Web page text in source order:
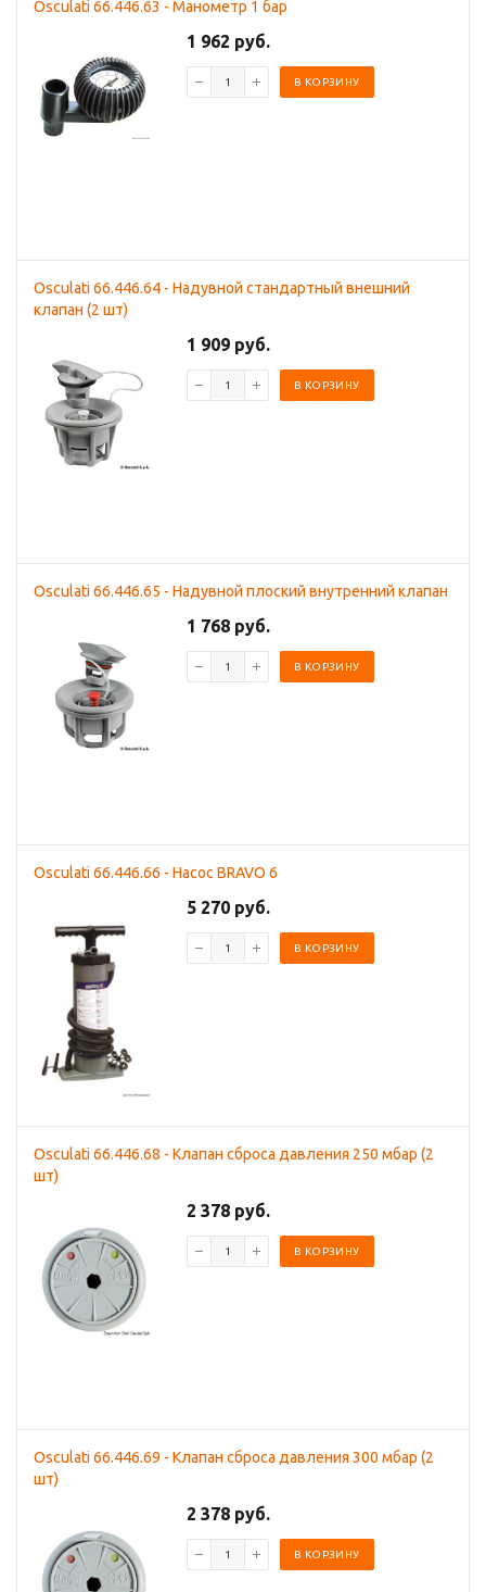
Osculati 66.446.63 - Манометр 1 бар
1 962 руб.
В КОРЗИНУ
Osculati 66.446.64 - Надувной стандартный внешний
клапан (2 шт)
1 909 руб.
В КОРЗИНУ
Osculati 66.446.65 - Надувной плоский внутренний клапан
1 768 руб.
В КОРЗИНУ
Osculati 66.446.66 - Насос BRAVO 6
5 270 руб.
В КОРЗИНУ
Osculati 66.446.68 - Клапан сброса давления 250 мбар (2
шт)
2 378 руб.
В КОРЗИНУ
Osculati 66.446.69 - Клапан сброса давления 300 мбар (2
шт)
2 378 руб.
В КОРЗИНУ